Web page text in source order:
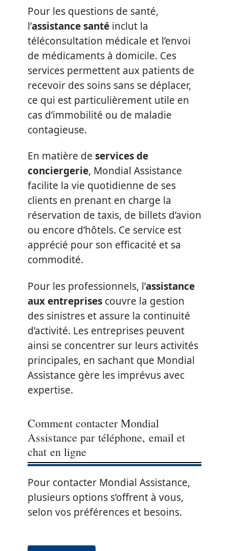
Pour les questions de santé,
l’assistance santé inclut la
téléconsultation médicale et l’envoi
de médicaments à domicile. Ces
services permettent aux patients de
recevoir des soins sans se déplacer,
ce qui est particulièrement utile en
cas d’immobilité ou de maladie
contagieuse.
En matière de services de
conciergerie, Mondial Assistance
facilite la vie quotidienne de ses
clients en prenant en charge la
réservation de taxis, de billets d’avion
ou encore d’hôtels. Ce service est
apprécié pour son efficacité et sa
commodité.
Pour les professionnels, l’assistance
aux entreprises couvre la gestion
des sinistres et assure la continuité
d’activité. Les entreprises peuvent
ainsi se concentrer sur leurs activités
principales, en sachant que Mondial
Assistance gère les imprévus avec
expertise.
Comment contacter Mondial
Assistance par téléphone, email et
chat en ligne
Pour contacter Mondial Assistance,
plusieurs options s’offrent à vous,
selon vos préférences et besoins.